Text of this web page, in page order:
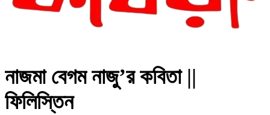
নাজমা বেগম নাজু’র কবিতা ||
ফিলিস্তিন